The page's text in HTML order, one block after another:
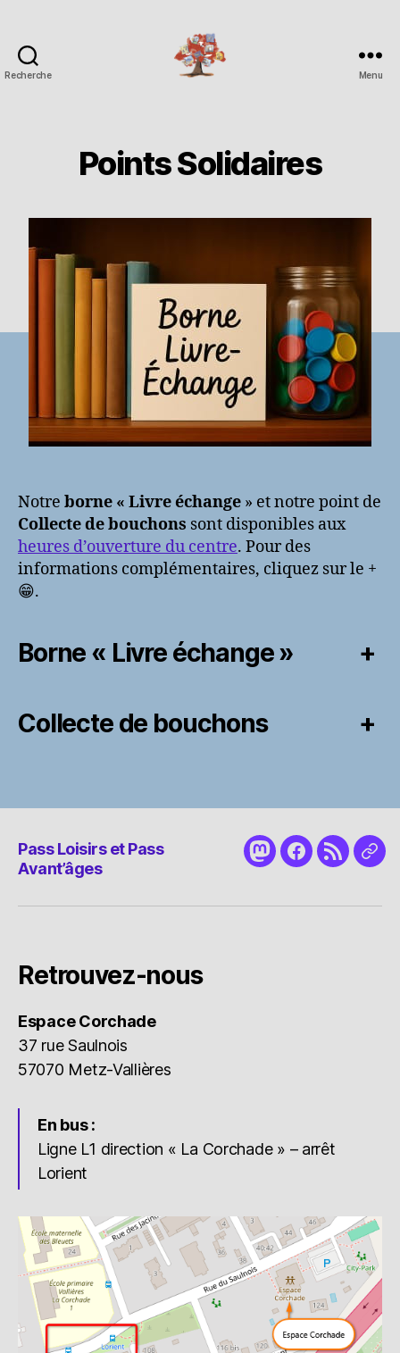
Recherche Menu
Points Solidaires
Notre borne « Livre échange » et notre point de
Collecte de bouchons sont disponibles aux
heures d’ouverture du centre. Pour des
informations complémentaires, cliquez sur le +
😁.
Borne « Livre échange » +
Collecte de bouchons +
Pass Loisirs et Pass
Avant’âges
MastodonFacebook
RSS
Retrouvez-nous
Espace Corchade
37 rue Saulnois
57070 Metz-Vallières
En bus :
Ligne L1 direction « La Corchade » – arrêt
Lorient